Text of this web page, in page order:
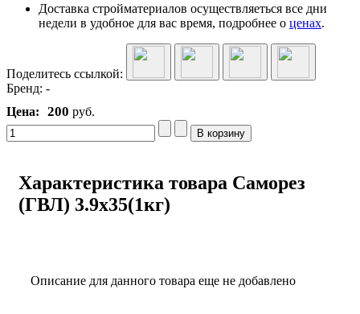
Доставка стройматериалов осуществляеться все дни
недели в удобное для вас время, подробнее о ценах.
Поделитесь ссылкой:
Бренд: -
Цена:
200 руб.
Характеристика товара Саморез
(ГВЛ) 3.9x35(1кг)
Описание для данного товара еще не добавлено